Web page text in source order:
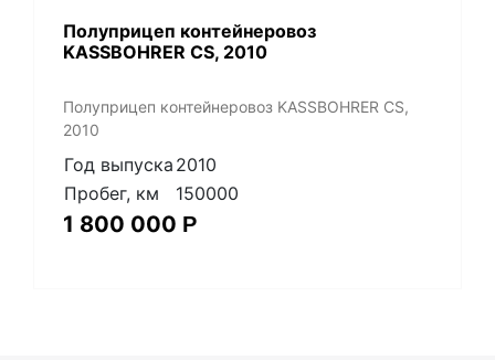
Полуприцеп контейнеровоз
KASSBOHRER CS, 2010
Полуприцеп контейнеровоз KASSBOHRER CS,
2010
Год выпуска 2010
Пробег, км
150000
1 800 000 Р